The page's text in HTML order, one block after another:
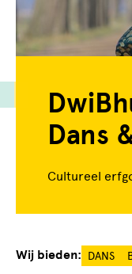
Dans
Cultureel
Wij bieden: DANS